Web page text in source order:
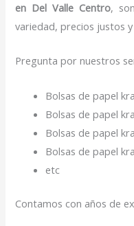
en Del Valle Centro,
variedad, precios justos
Pregunta por nuestros
Bolsas de papel
Bolsas de papel
Bolsas de papel
Bolsas de papel
etc
Contamos con años de